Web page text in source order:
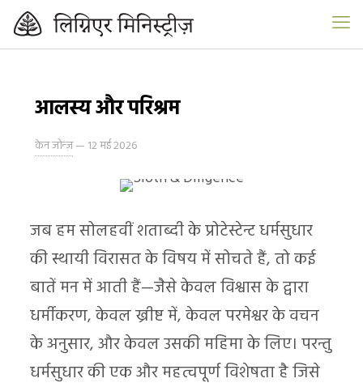
आलस्य और परिश्रम
केन जोन्ज़— 12 मई 2026
जब हम सोलहवीं शताब्दी के प्रोटेस्टेन्ट धर्मसुधार
की स्थायी विरासत के विषय में सोचते हैं, तो कई
बातें मन में आती हैं—जैसे केवल विश्वास के द्वारा
धर्मीकरण, केवल ख्रीष्ट में, केवल परमेश्वर के वचन
के अनुसार, और केवल उसकी महिमा के लिए। परन्तु
धर्मसुधार की एक और महत्वपूर्ण विशेषता है जिसे